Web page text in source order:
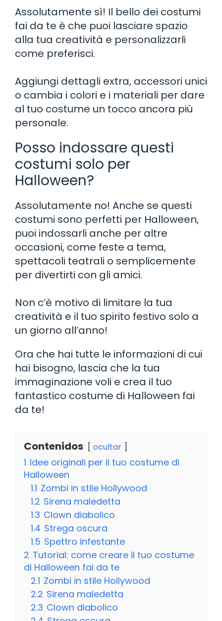
Assolutamente sì! Il bello dei costumi
fai da te è che puoi lasciare spazio
alla tua creatività e personalizzarli
come preferisci.
Aggiungi dettagli extra, accessori unici
o cambia i colori e i materiali per dare
al tuo costume un tocco ancora più
personale.
Posso indossare questi
costumi solo per
Halloween?
Assolutamente no! Anche se questi
costumi sono perfetti per Halloween,
puoi indossarli anche per altre
occasioni, come feste a tema,
spettacoli teatrali o semplicemente
per divertirti con gli amici.
Non c’è motivo di limitare la tua
creatività e il tuo spirito festivo solo a
un giorno all’anno!
Ora che hai tutte le informazioni di cui
hai bisogno, lascia che la tua
immaginazione voli e crea il tuo
fantastico costume di Halloween fai
da te!
Contenidos ocultar
1 Idee originali per il tuo costume di
Halloween
1.1 Zombi in stile Hollywood
1.2 Sirena maledetta
1.3 Clown diabolico
1.4 Strega oscura
1.5 Spettro infestante
2 Tutorial: come creare il tuo costume
di Halloween fai da te
2.1 Zombi in stile Hollywood
2.2 Sirena maledetta
2.3 Clown diabolico